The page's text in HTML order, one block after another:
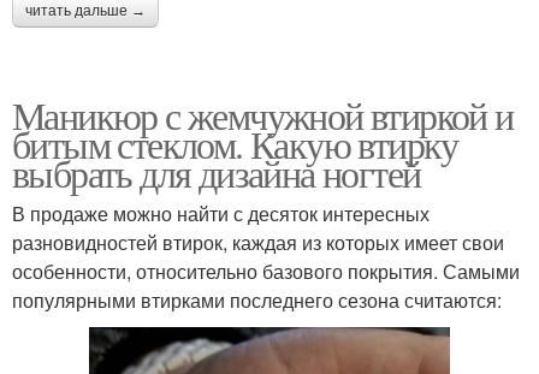
читать дальше →
Маникюр с жемчужной втиркой и
битым стеклом. Какую втирку
выбрать для дизайна ногтей
В продаже можно найти с десяток интересных
разновидностей втирок, каждая из которых имеет свои
особенности, относительно базового покрытия. Самыми
популярными втирками последнего сезона считаются: